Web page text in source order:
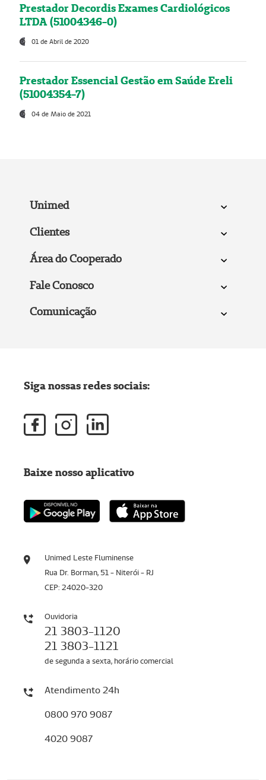
Prestador Decordis Exames Cardiológicos
LTDA (51004346-0)
01 de Abril de 2020
Prestador Essencial Gestão em Saúde Ereli
(51004354-7)
04 de Maio de 2021
Unimed
Clientes
Área do Cooperado
Fale Conosco
Comunicação
Unimed Leste Fluminense
Rua Dr. Borman, 51 - Niterói - RJ
CEP: 24020-320
Ouvidoria
21 3803-1120
21 3803-1121
de segunda a sexta, horário comercial
Atendimento 24h
0800 970 9087
4020 9087
Siga nossas redes sociais:
Baixe nosso aplicativo